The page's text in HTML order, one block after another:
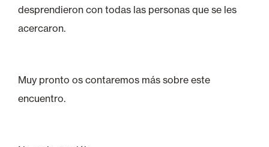
desprendieron con todas las personas que se les
acercaron.
Muy pronto os contaremos más sobre este
encuentro.